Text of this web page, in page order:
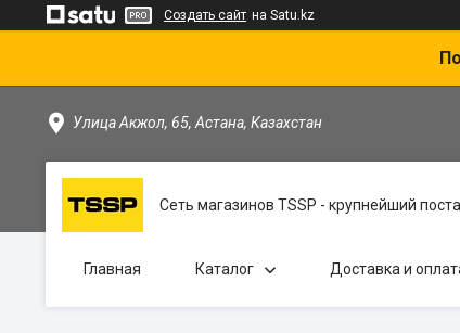
Создать сайт на Satu.kz
Улица Акжол, 65, Астана, Казахстан
Сеть магазинов TSSP - крупнейший
Главная Каталог Доставка и